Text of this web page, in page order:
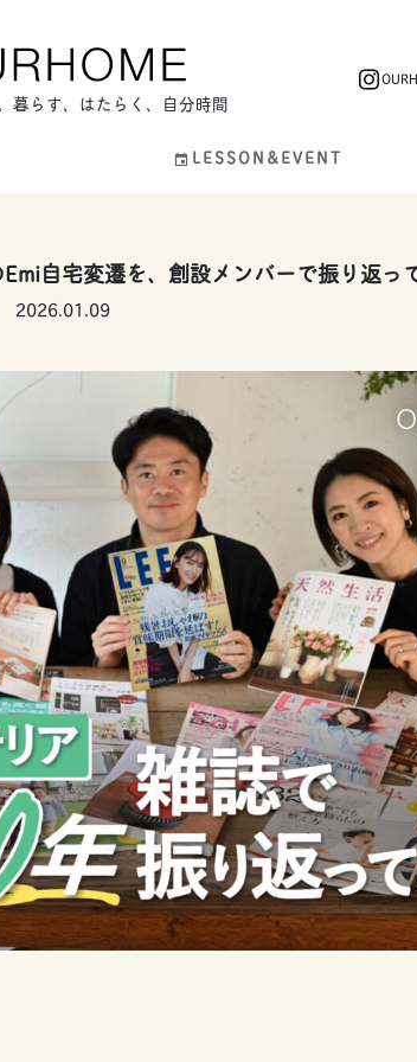
暮らす、はたらく、自分時間
LESSON&EVENT
自宅変遷を、創設メンバーで振り返っ
2026.01.09